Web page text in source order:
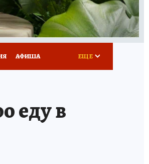
АФИША ЕЩЕ
еду в